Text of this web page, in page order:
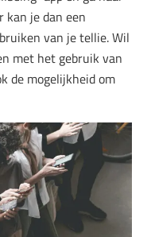
kan je dan een
van je tellie. Wil
met het gebruik van
de mogelijkheid om